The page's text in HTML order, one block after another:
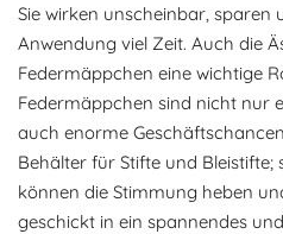
Sie wirken unscheinbar, sparen
Anwendung viel Zeit. Auch die
Federmäppchen eine wichtige
Federmäppchen sind nicht nur
auch enorme
Behälter für Stifte und Bleistifte;
können die Stimmung heben
geschickt in ein spannendes